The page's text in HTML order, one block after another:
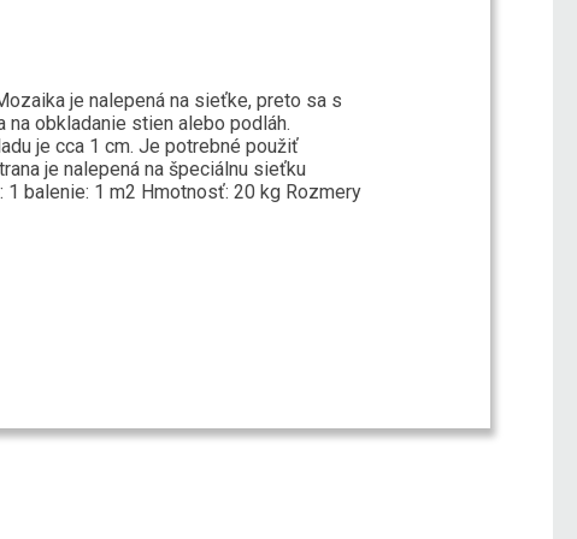
je nalepená na sieťke, preto sa s
obkladanie stien alebo podláh.
je cca 1 cm. Je potrebné použiť
je nalepená na špeciálnu sieťku
balenie: 1 m2 Hmotnosť: 20 kg Rozmery